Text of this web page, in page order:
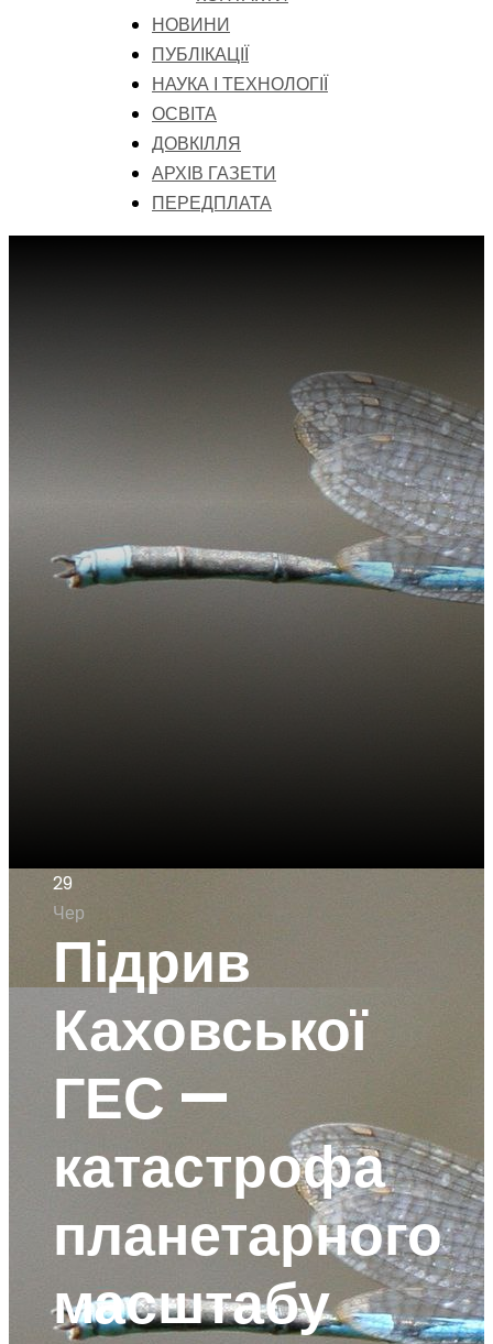
НОВИНИ
ПУБЛІКАЦІЇ
НАУКА І ТЕХНОЛОГІЇ
ОСВІТА
ДОВКІЛЛЯ
АРХІВ ГАЗЕТИ
ПЕРЕДПЛАТА
29
Чер
Підрив
Каховської
ГЕС —
катастрофа
планетарного
масштабу